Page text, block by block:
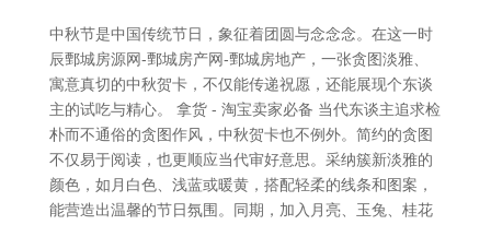
中秋节是中国传统节日，象征着团圆与念念念。在这一时
辰鄄城房源网-鄄城房产网-鄄城房地产，一张贪图淡雅、
寓意真切的中秋贺卡，不仅能传递祝愿，还能展现个东谈
主的试吃与精心。 拿货 - 淘宝卖家必备 当代东谈主追求检
朴而不通俗的贪图作风，中秋贺卡也不例外。简约的贪图
不仅易于阅读，也更顺应当代审好意思。采纳簇新淡雅的
颜色，如月白色、浅蓝或暖黄，搭配轻柔的线条和图案，
能营造出温馨的节日氛围。同期，加入月亮、玉兔、桂花